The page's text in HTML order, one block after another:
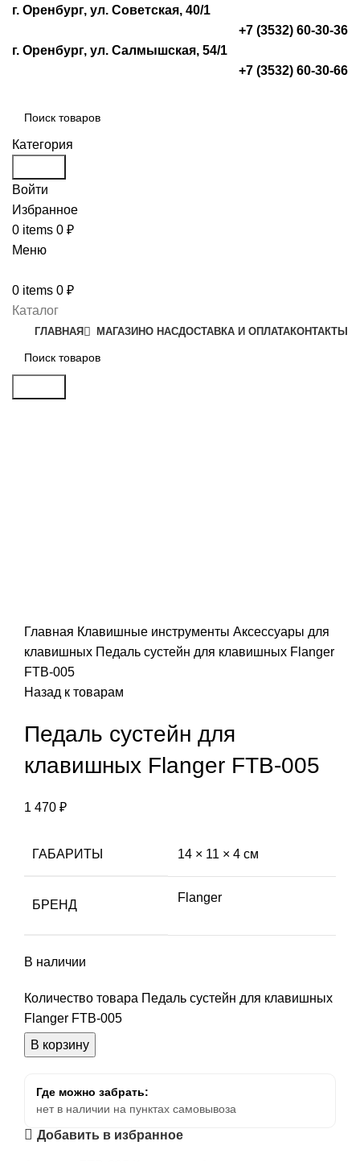
г. Оренбург, ул. Советская, 40/1
+7 (3532) 60-30-36
г. Оренбург, ул. Салмышская, 54/1
+7 (3532) 60-30-66
Категория
Войти
Избранное
0 items 0 ₽
Меню
0 items 0 ₽
Каталог
ГЛАВНАЯ МАГАЗИНО НАСДОСТАВКА И ОПЛАТАКОНТАКТЫ
Главная Клавишные инструменты Аксессуары для
клавишных Педаль сустейн для клавишных Flanger
FTB-005
Назад к товарам
Педаль сустейн для
клавишных Flanger FTB-005
1 470 ₽
ГАБАРИТЫ 14 × 11 × 4 см
БРЕНД
Flanger
В наличии
Количество товара Педаль сустейн для клавишных
Flanger FTB-005
В корзину
Где можно забрать:
нет в наличии на пунктах самовывоза
Добавить в избранное